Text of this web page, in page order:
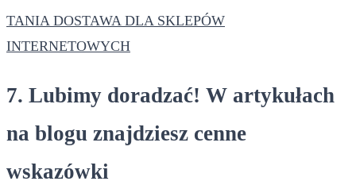
TANIA DOSTAWA DLA SKLEPÓW
INTERNETOWYCH
7. Lubimy doradzać! W artykułach
na blogu znajdziesz cenne
wskazówki